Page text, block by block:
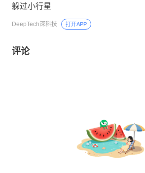
躲过小行星
DeepTech深科技 打开APP
评论